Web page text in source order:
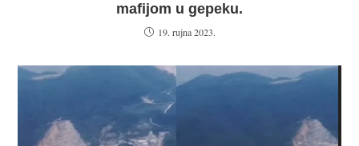
mafijom u gepeku.
19. rujna 2023.